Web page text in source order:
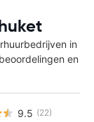
in
en
9.5 (22)